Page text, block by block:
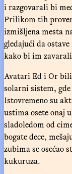
i razgovarali bi
Prilikom tih
izmišljena mesta
gledajući da
kako bi im
Avatari Ed i Or
solarni sistem,
Istovremeno su
ustima osete onaj
sladoledom od
bogate dece,
zubima se osećao
kukuruza.